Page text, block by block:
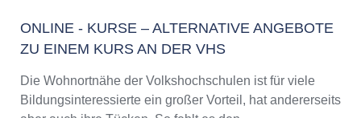
Aktualisiert: August 2021
ONLINE - KURSE – ALTERNATIVE ANGEBOTE
ZU EINEM KURS AN DER VHS
Die Wohnortnähe der Volkshochschulen ist für viele
Bildungsinteressierte ein großer Vorteil, hat andererseits